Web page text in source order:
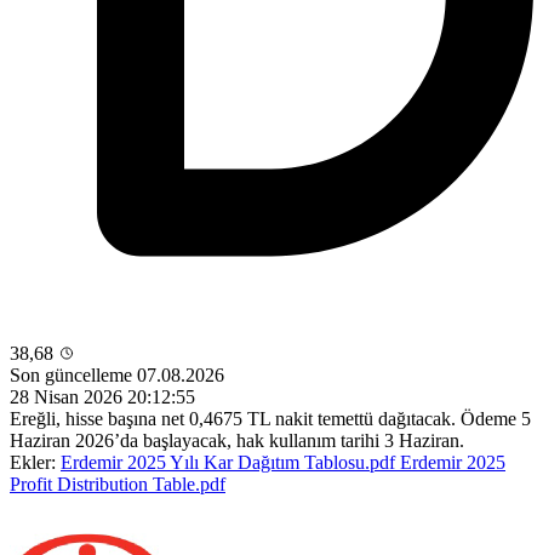
38,68
Son güncelleme 07.08.2026
28 Nisan 2026 20:12:55
Ereğli, hisse başına net 0,4675 TL nakit temettü dağıtacak. Ödeme 5
Haziran 2026’da başlayacak, hak kullanım tarihi 3 Haziran.
Ekler: Erdemir 2025 Yılı Kar Dağıtım Tablosu.pdf Erdemir 2025
Profit Distribution Table.pdf